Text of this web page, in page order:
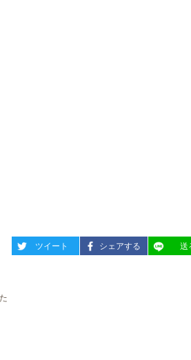
entry1001
ツイート entry1001
シェアする 送